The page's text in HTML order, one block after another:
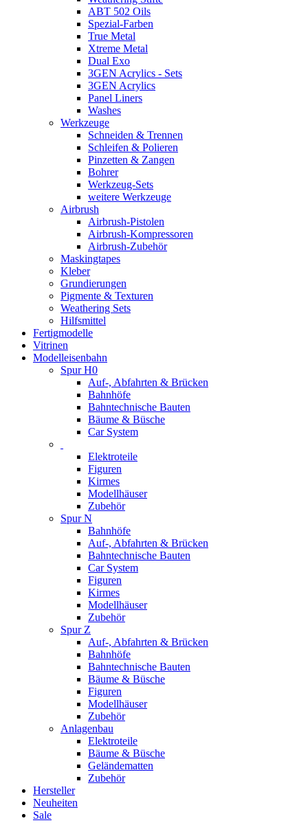
ABT 502 Oils
Spezial-Farben
True Metal
Xtreme Metal
Dual Exo
3GEN Acrylics - Sets
3GEN Acrylics
Panel Liners
Washes
Werkzeuge
Schneiden & Trennen
Schleifen & Polieren
Pinzetten & Zangen
Bohrer
Werkzeug-Sets
weitere Werkzeuge
Airbrush
Airbrush-Pistolen
Airbrush-Kompressoren
Airbrush-Zubehör
Maskingtapes
Kleber
Grundierungen
Pigmente & Texturen
Weathering Sets
Hilfsmittel
Fertigmodelle
Vitrinen
Modelleisenbahn
Spur H0
Auf-, Abfahrten & Brücken
Bahnhöfe
Bahntechnische Bauten
Bäume & Büsche
Car System
Elektroteile
Figuren
Kirmes
Modellhäuser
Zubehör
Spur N
Bahnhöfe
Auf-, Abfahrten & Brücken
Bahntechnische Bauten
Car System
Figuren
Kirmes
Modellhäuser
Zubehör
Spur Z
Auf-, Abfahrten & Brücken
Bahnhöfe
Bahntechnische Bauten
Bäume & Büsche
Figuren
Modellhäuser
Zubehör
Anlagenbau
Elektroteile
Bäume & Büsche
Geländematten
Zubehör
Hersteller
Neuheiten
Sale